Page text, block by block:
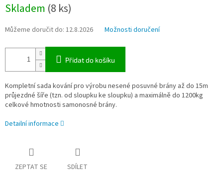
cena:
Skladem (8 ks)
Můžeme doručit do: 12.8.2026 Možnosti doručení
Přidat do košíku
Kompletní sada kování pro výrobu nesené posuvné brány až do 15m
průjezdné šíře (tzn. od sloupku ke sloupku) a maximálně do 1200kg
celkové hmotnosti samonosné brány.
Detailní informace
ZEPTAT SE SDÍLET